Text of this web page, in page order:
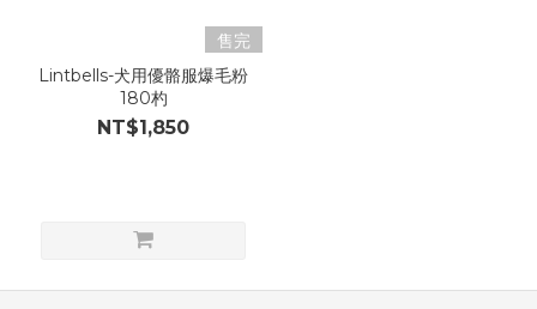
售完
Lintbells-犬用優骼服爆毛粉
180杓
NT$1,850